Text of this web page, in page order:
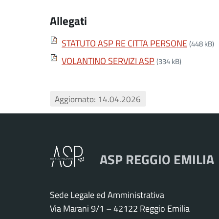
Allegati
STATUTO ASP RE CITTA PERSONE(448 kB)
VOLANTINO SERVIZI ASP (334 kB)
Aggiornato: 14.04.2026
ASP REGGIO EMILIA
Sede Legale ed Amministrativa
Via Marani 9/1 – 42122 Reggio Emilia